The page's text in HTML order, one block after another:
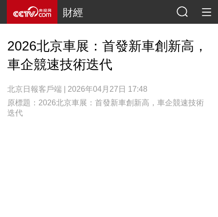
財經
2026北京車展：首發新車創新高，
車企競速技術迭代
北京日報客戶端 | 2026年04月27日 17:48
原標題：2026北京車展：首發新車創新高，車企競速技術
迭代